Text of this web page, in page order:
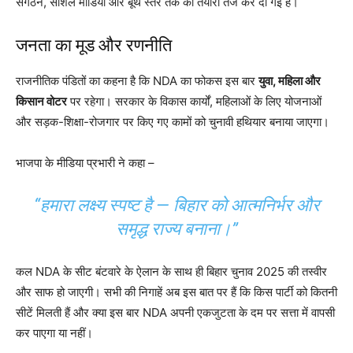
जनता का मूड और रणनीति
राजनीतिक पंडितों का कहना है कि NDA का फोकस इस बारयुवा, महिला और
किसान वोटरपर रहेगा। सरकार के विकास कार्यों, महिलाओं के लिए योजनाओं
और सड़क-शिक्षा-रोजगार पर किए गए कामों को चुनावी हथियार बनाया जाएगा।
भाजपा के मीडिया प्रभारी ने कहा –
“हमारा लक्ष्य स्पष्ट है — बिहार को आत्मनिर्भर और
समृद्ध राज्य बनाना।”
कल NDA के सीट बंटवारे के ऐलान के साथ ही बिहार चुनाव 2025 की तस्वीर
और साफ हो जाएगी। सभी की निगाहें अब इस बात पर हैं कि किस पार्टी को कितनी
सीटें मिलती हैं और क्या इस बार NDA अपनी एकजुटता के दम पर सत्ता में वापसी
कर पाएगा या नहीं।